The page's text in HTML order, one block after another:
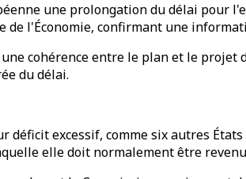
une prolongation du délai
l'Économie, confirmant une
cohérence entre le plan et le projet
du délai.
excessif, comme six autres
elle doit normalement être